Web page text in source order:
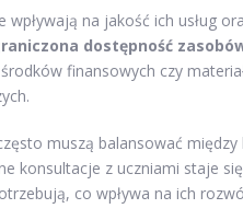
na jakość ich usług
dostępność
finansowych czy
muszą balansować
konsultacje z uczniami staje
co wpływa na ich